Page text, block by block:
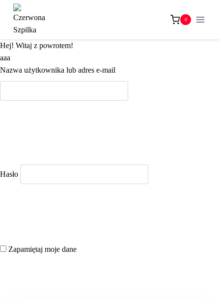
Przejdź
treści
0
Hej! Witaj z powrotem!
aaa
Nazwa użytkownika lub adres e-mail
Hasło
Zapamiętaj moje dane